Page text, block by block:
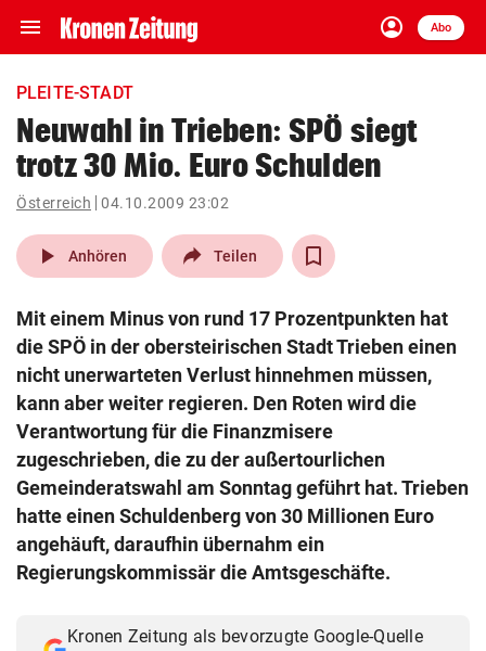
menu Navigation
ein-/ausklappen
account_circle
Anmelden
Abo
close Schließen
account_circle Anmelden
arrow_right
pin_drop
Wien arrow_right
search
Suchbegriff
eingeben
© Krone Multimedia GmbH & Co KG 2026
PLEITE-STADT
Neuwahl in Trieben: SPÖ siegt
trotz 30 Mio. Euro Schulden
Österreich 04.10.2009 23:02
play_arrow Anhören Teilen
Mit einem Minus von rund 17 Prozentpunkten hat
die SPÖ in der obersteirischen Stadt Trieben einen
nicht unerwarteten Verlust hinnehmen müssen,
kann aber weiter regieren. Den Roten wird die
Verantwortung für die Finanzmisere
zugeschrieben, die zu der außertourlichen
Gemeinderatswahl am Sonntag geführt hat. Trieben
hatte einen Schuldenberg von 30 Millionen Euro
angehäuft, daraufhin übernahm ein
Regierungskommissär die Amtsgeschäfte.
Kronen Zeitung als bevorzugte Google-Quelle